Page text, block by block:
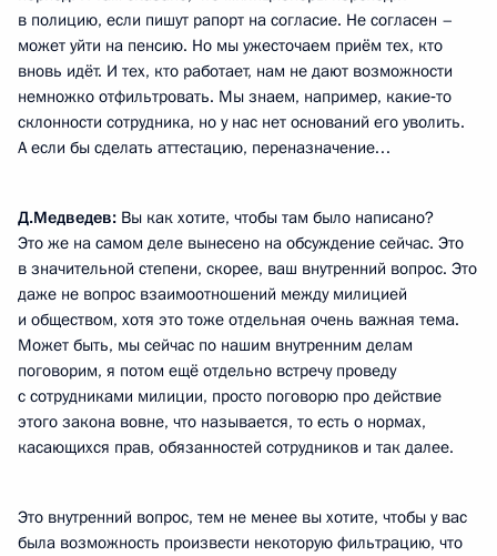
в полицию, если пишут рапорт на согласие. Не согласен –
может уйти на пенсию. Но мы ужесточаем приём тех, кто
вновь идёт. И тех, кто работает, нам не дают возможности
немножко отфильтровать. Мы знаем, например, какие‑то
склонности сотрудника, но у нас нет оснований его уволить.
А если бы сделать аттестацию, переназначение…
Д.Медведев: Вы как хотите, чтобы там было написано?
Это же на самом деле вынесено на обсуждение сейчас. Это
в значительной степени, скорее, ваш внутренний вопрос. Это
даже не вопрос взаимоотношений между милицией
и обществом, хотя это тоже отдельная очень важная тема.
Может быть, мы сейчас по нашим внутренним делам
поговорим, я потом ещё отдельно встречу проведу
с сотрудниками милиции, просто поговорю про действие
этого закона вовне, что называется, то есть о нормах,
касающихся прав, обязанностей сотрудников и так далее.
Это внутренний вопрос, тем не менее вы хотите, чтобы у вас
была возможность произвести некоторую фильтрацию, что